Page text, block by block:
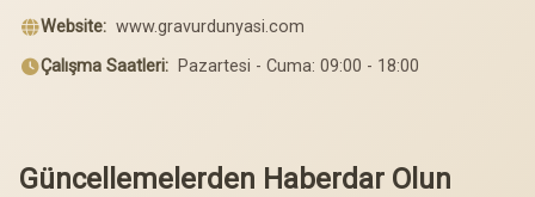
Website: www.gravurdunyasi.com
Çalışma Saatleri: Pazartesi - Cuma: 09:00 - 18:00
Güncellemelerden Haberdar Olun